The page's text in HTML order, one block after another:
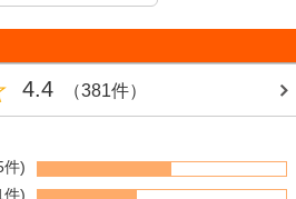
4.4 （381件）
件)
件)